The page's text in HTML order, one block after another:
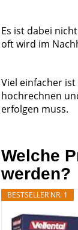
Es ist dabei
oft wird im
Viel einfacher ist
hochrechnen
erfolgen muss.
Welche
werden?
BESTSELLER NR. 1